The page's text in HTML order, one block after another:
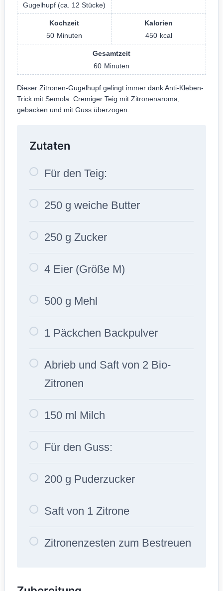
Gugelhupf (ca. 12 Stücke)
Kochzeit
50 Minuten
Kalorien
450 kcal
Gesamtzeit
60 Minuten
Dieser Zitronen-Gugelhupf gelingt immer dank Anti-Kleben-
Trick mit Semola. Cremiger Teig mit Zitronenaroma,
gebacken und mit Guss überzogen.
Zutaten
Für den Teig:
250 g weiche Butter
250 g Zucker
4 Eier (Größe M)
500 g Mehl
1 Päckchen Backpulver
Abrieb und Saft von 2 Bio-
Zitronen
150 ml Milch
Für den Guss:
200 g Puderzucker
Saft von 1 Zitrone
Zitronenzesten zum Bestreuen